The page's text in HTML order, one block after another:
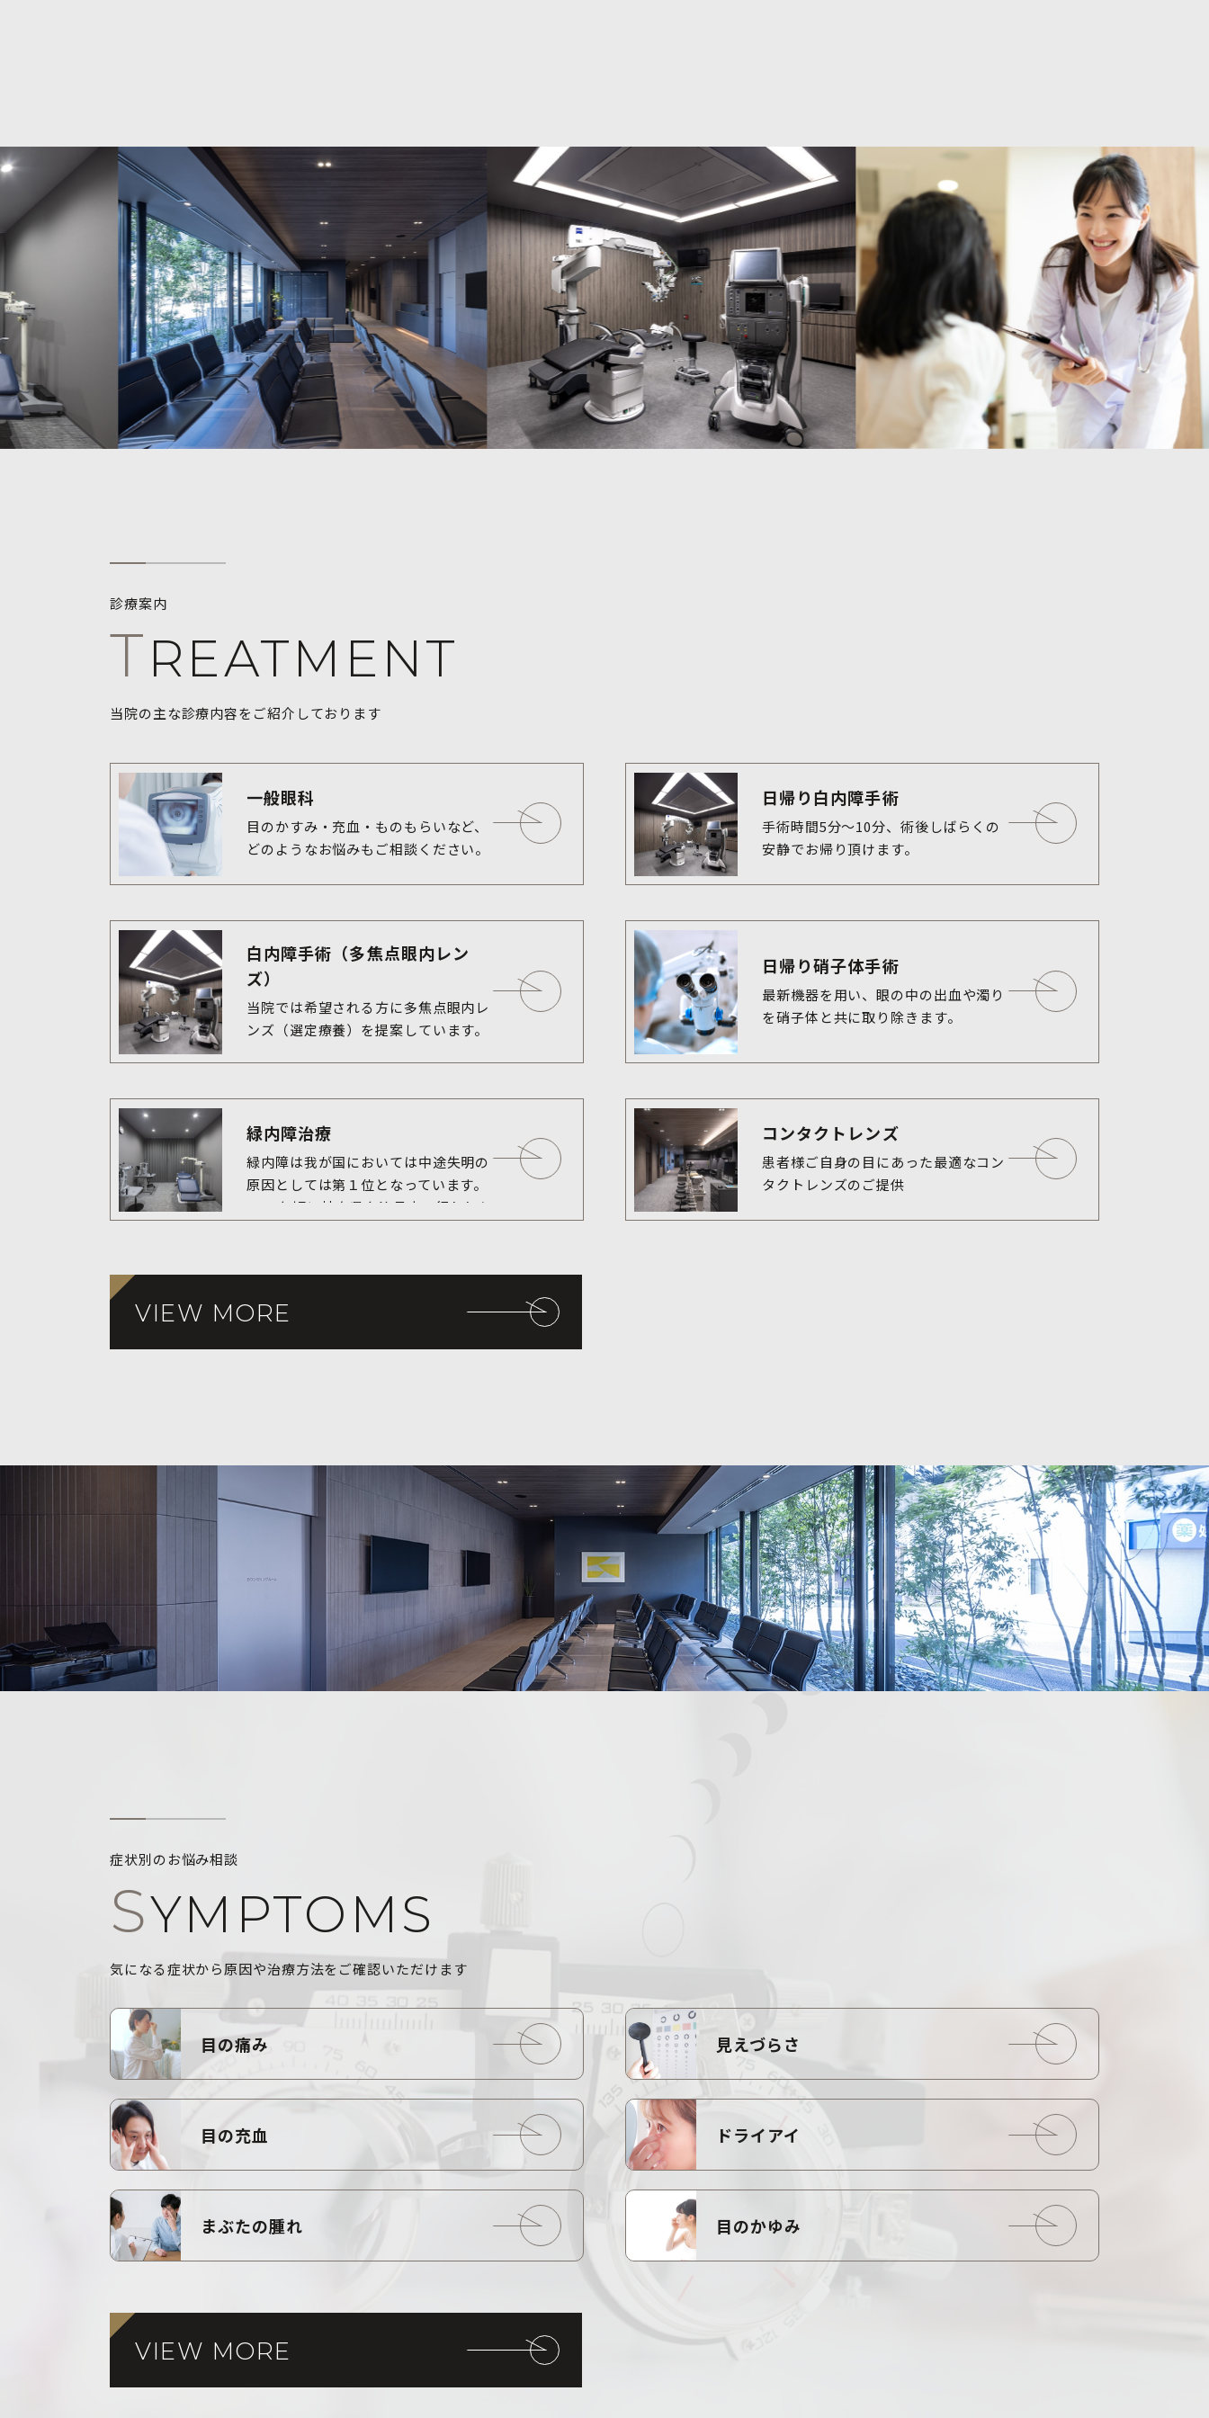
診療案内
TREATMENT
当院の主な診療内容をご紹介しております
一般眼科
目のかすみ・充血・ものもらいなど、
どのようなお悩みもご相談ください。
日帰り白内障手術
手術時間5分〜10分、術後しばらくの
安静でお帰り頂けます。
白内障手術（多焦点眼内レン
ズ）
当院では希望される方に多焦点眼内レ
日帰り硝子体手術
最新機器を用い、眼の中の出血や濁り
を硝子体と共に取り除きます。
緑内障治療
緑内障は我が国においては中途失明の
原因としては第１位となっています。
2000年頃に岐阜県多治見市で行われた
した。つまり、40歳以上の成人では20
であることがわかります。
コンタクトレンズ
患者様ご自身の目にあった最適なコン
タクトレンズのご提供
VIEW MORE
症状別のお悩み相談
SYMPTOMS
気になる症状から原因や治療方法をご確認いただけます
目の痛み 見えづらさ
目の充血 ドライアイ
まぶたの腫れ 目のかゆみ
VIEW MORE